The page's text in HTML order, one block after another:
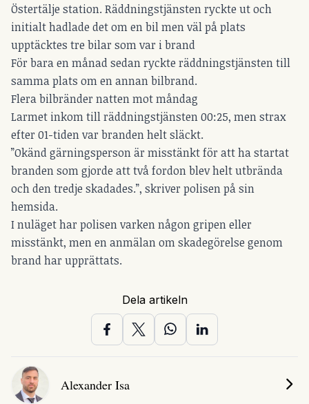
Östertälje station. Räddningstjänsten ryckte ut och
initialt hadlade det om en bil men väl på plats
upptäcktes tre bilar som var i brand
För bara en månad sedan ryckte räddningstjänsten till
samma plats om en annan bilbrand.
Flera bilbränder natten mot måndag
Larmet inkom till räddningstjänsten 00:25, men strax
efter 01-tiden var branden helt släckt.
”Okänd gärningsperson är misstänkt för att ha startat
branden som gjorde att två fordon blev helt utbrända
och den tredje skadades.”, skriver polisen på sin
hemsida.
I nuläget har polisen varken någon gripen eller
misstänkt, men en anmälan om skadegörelse genom
brand har upprättats.
Dela artikeln
Alexander Isa